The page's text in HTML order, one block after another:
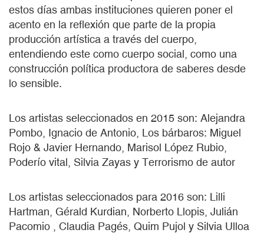
estos días ambas instituciones quieren poner el
acento en la reflexión que parte de la propia
producción artística a través del cuerpo,
entendiendo este como cuerpo social, como una
construcción política productora de saberes desde
lo sensible.
Los artistas seleccionados en 2015 son: Alejandra
Pombo, Ignacio de Antonio, Los bárbaros: Miguel
Rojo & Javier Hernando, Marisol López Rubio,
Poderío vital, Silvia Zayas y Terrorismo de autor
Los artistas seleccionados para 2016 son: Lilli
Hartman, Gérald Kurdian, Norberto Llopis, Julián
Pacomio , Claudia Pagés, Quim Pujol y Silvia Ulloa